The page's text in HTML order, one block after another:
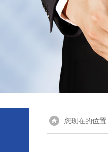
您现在的位置